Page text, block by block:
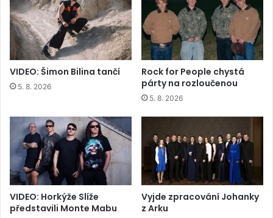
VIDEO: Šimon Bilina tančí
5. 8. 2026
Rock for People chystá
párty na rozloučenou
5. 8. 2026
VIDEO: Horkýže Slíže
představili Monte Mabu
Vyjde zpracování Johanky
z Arku